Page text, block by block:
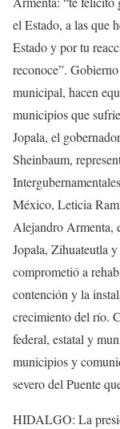
el Estado, a las que
Estado y por tu
reconoce”.
municipal, hacen
municipios que
Jopala, el
Sheinbaum,
México, Leticia
Alejandro Armenta,
Jopala, Zihuateutla
comprometió a
contención y la
crecimiento del río.
federal, estatal y
municipios y
severo del Puente
HIDALGO: La